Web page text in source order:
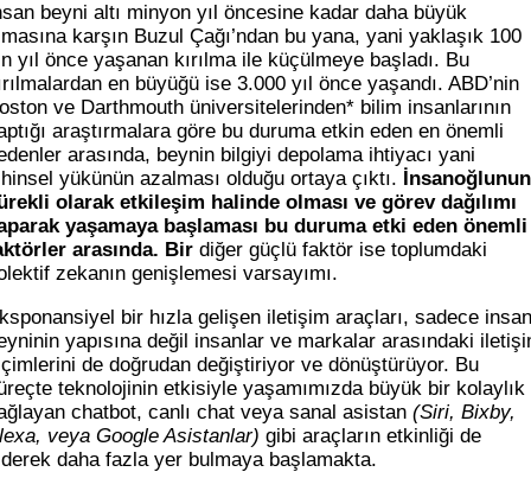
beyni altı minyon yıl öncesine kadar daha büyük
karşın Buzul Çağı’ndan bu yana, yani yaklaşık 100
yıl önce yaşanan kırılma ile küçülmeye başladı. Bu
en büyüğü ise 3.000 yıl önce yaşandı. ABD’nin
ve Darthmouth üniversitelerinden* bilim insanlarının
araştırmalara göre bu duruma etkin eden en önemli
arasında, beynin bilgiyi depolama ihtiyacı yani
yükünün azalması olduğu ortaya çıktı.
İnsanoğlunun
olarak etkileşim halinde olması ve görev dağılımı
yaşamaya başlaması bu duruma etki eden önemli
arasında. Bir diğer güçlü faktör ise toplumdaki
zekanın genişlemesi varsayımı.
bir hızla gelişen iletişim araçları, sadece insan
yapısına değil insanlar ve markalar arasındaki
de doğrudan değiştiriyor ve dönüştürüyor. Bu
teknolojinin etkisiyle yaşamımızda büyük bir kolaylık
chatbot, canlı chat veya sanal asistan (Siri, Bixby,
veya Google Asistanlar) gibi araçların etkinliği de
daha fazla yer bulmaya başlamakta.